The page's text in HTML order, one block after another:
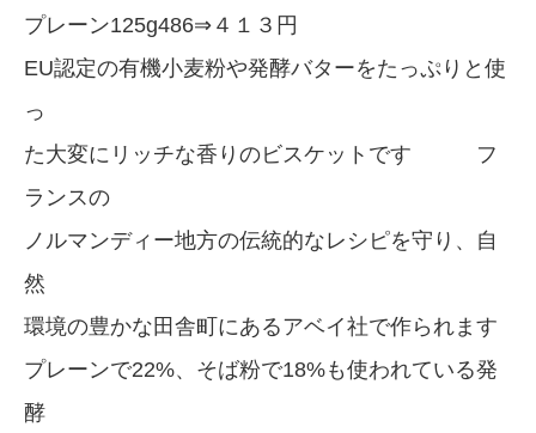
プレーン125g486⇒４１３円
EU認定の有機小麦粉や発酵バターをたっぷりと使
っ
た大変にリッチな香りのビスケットです フ
ランスの
ノルマンディー地方の伝統的なレシピを守り、自
然
環境の豊かな田舎町にあるアベイ社で作られます
プレーンで22%、そば粉で18%も使われている発
酵